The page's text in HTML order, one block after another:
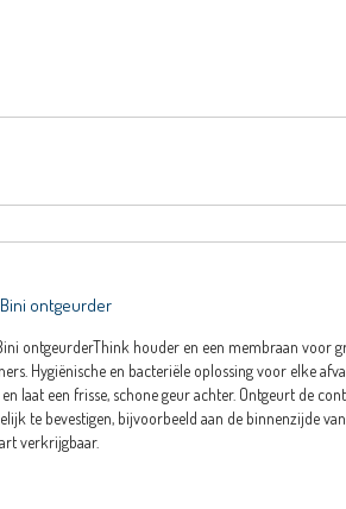
ontgeurder
ontgeurderThink houder en een membraan voor
Hygiënische en bacteriële oplossing voor elke
laat een frisse, schone geur achter. Ontgeurt de
te bevestigen, bijvoorbeeld aan de binnenzijde
verkrijgbaar.